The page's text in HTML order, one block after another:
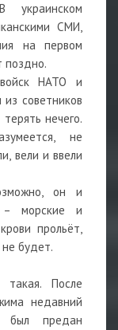
украинском
СМИ,
на первом
поздно.
НАТО и
советников
нечего.
не
вели и ввели
он и
– морские и
прольёт,
не будет.
После
недавний
был предан